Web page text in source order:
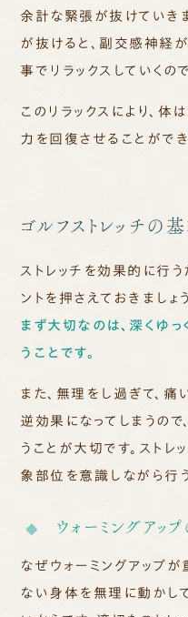
余計な緊張が抜けていき
が抜けると、 副交感神経
事でリラックスしていくので
このリラックスにより、体
力を回復させることができ
ゴルフストレッチの
ストレッチを効果的に行
ントを押さえておきましょう
まず大切なのは、深くゆ
うことです。
また、無理をし過ぎて、痛
逆効果になってしまうの
うことが大切です。ストレ
象部位を意識しながら行う
ウォーミングアッ
なぜウォーミングアップが
ない身体を無理に動かし